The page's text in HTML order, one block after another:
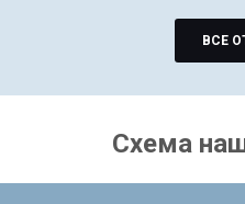
ВСЕ
Схема